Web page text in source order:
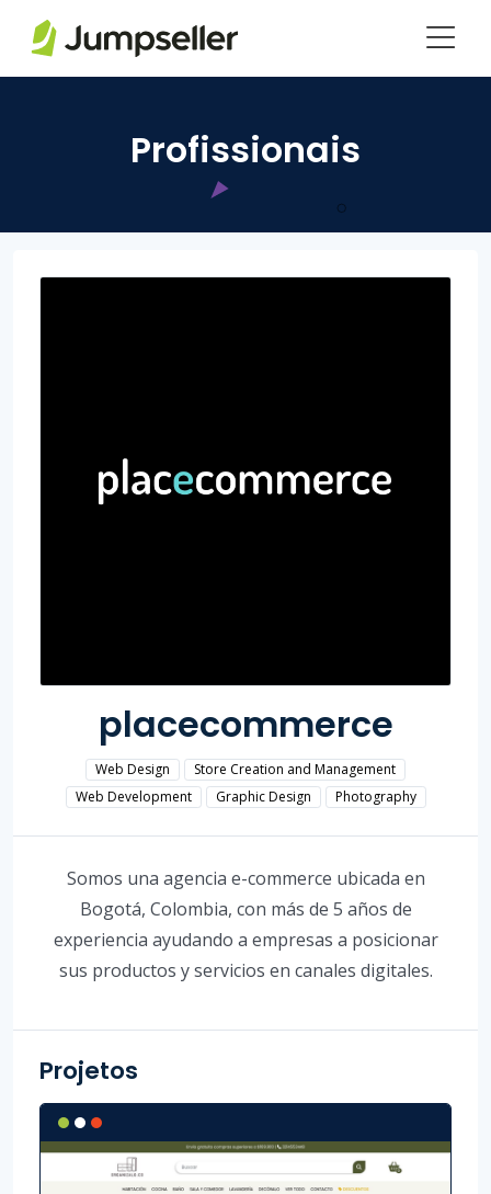
Profissionais
placecommerce
Web Design
Store Creation and Management
Web Development
Graphic Design Photography
Somos una agencia e-commerce ubicada en
Bogotá, Colombia, con más de 5 años de
experiencia ayudando a empresas a posicionar
sus productos y servicios en canales digitales.
Projetos